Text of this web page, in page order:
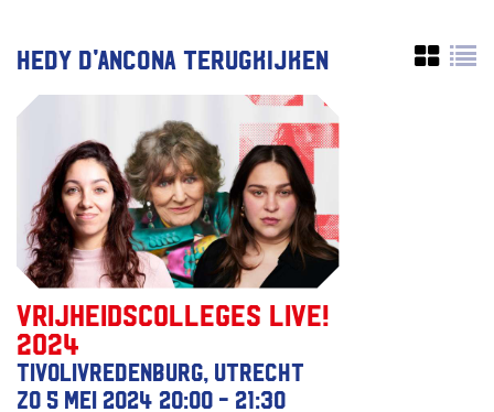
Hedy d'Ancona terugkijken
Vrijheidscolleges Live!
2024
TivoliVredenburg, Utrecht
zo 5 mei 2024 20:00 - 21:30